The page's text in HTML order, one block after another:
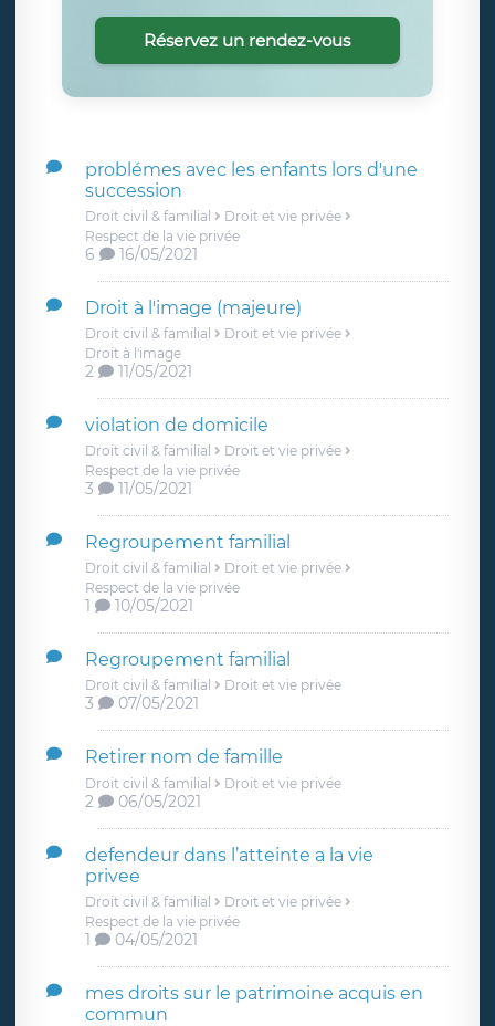
problémes avec les enfants lors d'une
succession
Droit civil & familial
Droit et vie privée
Respect de la vie privée
6 16/05/2021
Droit à l'image (majeure)
Droit civil & familial
Droit et vie privée
Droit à l'image
2 11/05/2021
violation de domicile
Droit civil & familial
Droit et vie privée
Respect de la vie privée
3 11/05/2021
Regroupement familial
Droit civil & familial
Droit et vie privée
Respect de la vie privée
1 10/05/2021
Regroupement familial
Droit civil & familial Droit et vie privée
3 07/05/2021
Retirer nom de famille
Droit civil & familial Droit et vie privée
2 06/05/2021
defendeur dans l’atteinte a la vie
privee
Droit civil & familial
Droit et vie privée
Respect de la vie privée
1 04/05/2021
mes droits sur le patrimoine acquis en
commun
Réservez un rendez-vous